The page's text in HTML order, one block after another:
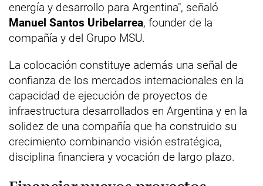
energía y desarrollo para Argentina", señaló
Manuel Santos Uribelarrea, founder de la
compañía y del Grupo MSU.
La colocación constituye además una señal de
confianza de los mercados internacionales en la
capacidad de ejecución de proyectos de
infraestructura desarrollados en Argentina y en la
solidez de una compañía que ha construido su
crecimiento combinando visión estratégica,
disciplina financiera y vocación de largo plazo.